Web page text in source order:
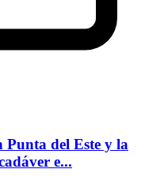
del Este y la
e...